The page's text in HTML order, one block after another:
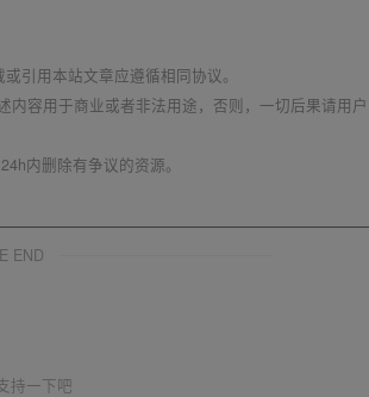
引用本站文章应遵循相同协议。
容用于商业或者非法用途，否则，一切后果请用户
内删除有争议的资源。
END
持一下吧